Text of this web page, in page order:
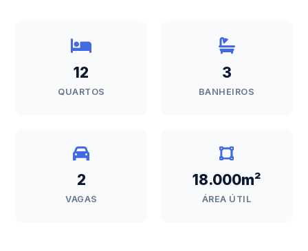
12
QUARTOS
3
BANHEIROS
2
VAGAS
18.000m²
ÁREA ÚTIL